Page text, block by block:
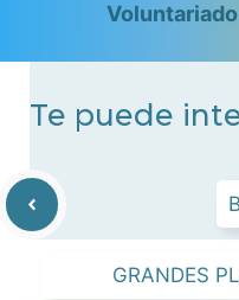
Te puede
GRANDES